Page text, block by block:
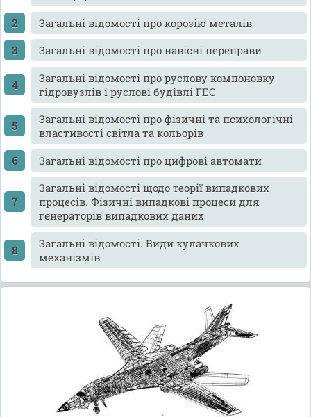
Загальні відомості про корозію металів
Загальні відомості про навісні переправи
Загальні відомості про руслову компоновку
гідровузлів і руслові будівлі ГЕС
Загальні відомості про фізичні та психологічні
властивості світла та кольорів
Загальні відомості про цифрові автомати
Загальні відомості щодо теорії випадкових
процесів. Фізичні випадкові процеси для
генераторів випадкових даних
Загальні відомості. Види кулачкових
механізмів